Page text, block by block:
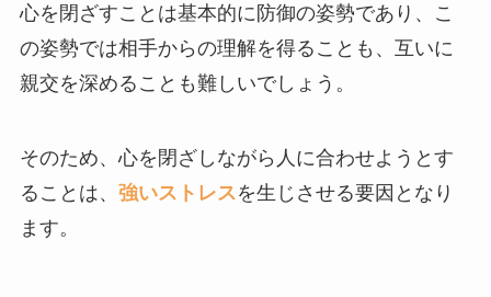
心を閉ざすことは基本的に防御の姿勢であり、こ
の姿勢では相手からの理解を得ることも、互いに
親交を深めることも難しいでしょう。
そのため、心を閉ざしながら人に合わせようとす
ることは、 強いストレス を生じさせる要因となり
ます。